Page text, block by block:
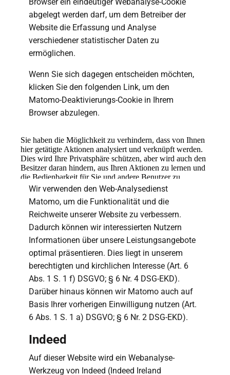
abgelegt werden darf, um dem Betreiber der
Website die Erfassung und Analyse
verschiedener statistischer Daten zu
ermöglichen.
Wenn Sie sich dagegen entscheiden möchten,
klicken Sie den folgenden Link, um den
Matomo-Deaktivierungs-Cookie in Ihrem
Browser abzulegen.
Wir verwenden den Web-Analysedienst
Matomo, um die Funktionalität und die
Reichweite unserer Website zu verbessern.
Dadurch können wir interessierten Nutzern
Informationen über unsere Leistungsangebote
optimal präsentieren. Dies liegt in unserem
berechtigten und kirchlichen Interesse (Art. 6
Abs. 1 S. 1 f) DSGVO; § 6 Nr. 4 DSG-EKD).
Darüber hinaus können wir Matomo auch auf
Basis Ihrer vorherigen Einwilligung nutzen (Art.
6 Abs. 1 S. 1 a) DSGVO; § 6 Nr. 2 DSG-EKD).
Indeed
Auf dieser Website wird ein Webanalyse-
Werkzeug von Indeed (Indeed Ireland